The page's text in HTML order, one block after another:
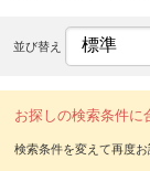
並び替え
お探しの検索条件に